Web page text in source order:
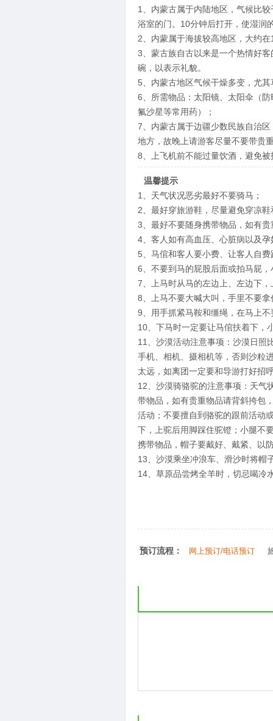
1、内蒙古属于内陆地区，气候比
浴室的门。10分钟后打开，使湿润
2、内蒙属于海拔较高地区，大约
3、蒙古族自古以来是一个热情好
碗，以表示礼貌。
5、内蒙古地区气候干燥多变，尤
6、所需物品：太阳镜、太阳伞（
氟沙星等常用药）；
7、内蒙古属于边疆少数民族自治
地方，故晚上请游客尽量不要带贵
8、上飞机前不能过量饮酒，避免被
温馨提示
1、天气状况恶劣最好不要骑马；
2、最好穿旅游鞋，尽量避免穿凉
3、最好不要随身携带物品，如有
4、客人如有高血压、心脏病以及
5、马倌和客人要小费、让客人自
6、不要到马的屁股后面或拍马屁
7、上马时从马的左边上、左边下
8、上马不要大喊大叫，手里不要
9、用手抓紧马鞍和缰绳，在马上
10、下马时一定要让马倌扶着下，
11、沙漠活动注意事项：沙漠日照
手机、相机、摄相机等，否则沙粒
太远，如离团一定要和导游打好招
12、沙漠骑骆驼的注意事项：天气
带物品，如有贵重物品请背斜挎包
活动；不要擅自到骆驼的跟前活动
下，上驼后用脚踩住驼镫；小腿不
携带物品，帽子要戴好、戴紧、以
13、沙漠乘坐冲浪车、滑沙时将帽
14、草原品尝烤全羊时，切忌喝冷
预订流程： 网上预订/电话预订